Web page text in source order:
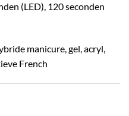
(LED), 120 seconden
manicure, gel, acryl,
French